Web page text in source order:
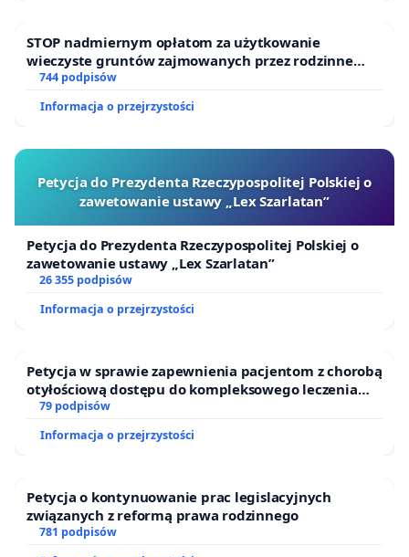
STOP nadmiernym opłatom za użytkowanie
wieczyste gruntów zajmowanych przez rodzinne
ogrody działkowe.
744 podpisów
Informacja o przejrzystości
Petycja do Prezydenta Rzeczypospolitej Polskiej o
zawetowanie ustawy „Lex Szarlatan”
Petycja do Prezydenta Rzeczypospolitej Polskiej o
zawetowanie ustawy „Lex Szarlatan”
26 355 podpisów
Informacja o przejrzystości
Petycja w sprawie zapewnienia pacjentom z chorobą
otyłościową dostępu do kompleksowego leczenia
oraz programów profilaktycznych.
79 podpisów
Informacja o przejrzystości
Petycja o kontynuowanie prac legislacyjnych
związanych z reformą prawa rodzinnego
781 podpisów